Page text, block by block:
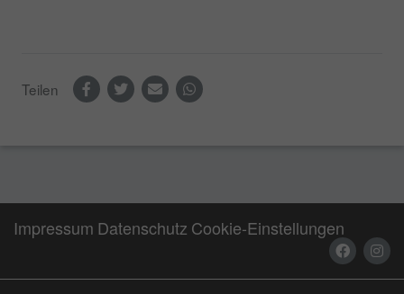
Teilen
Impressum Datenschutz Cookie-Einstellungen